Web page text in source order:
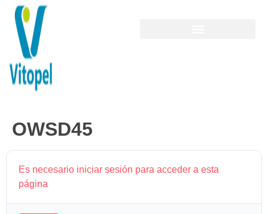
OWSD45
Es necesario iniciar sesión para acceder a esta
página